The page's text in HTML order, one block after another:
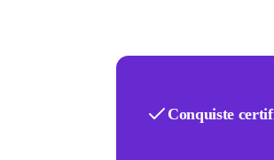
Conquiste